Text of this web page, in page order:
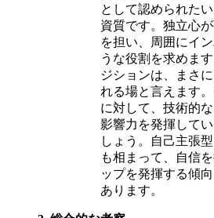
として認められた
資質です。独立心
を担い、周囲にイ
うな役割を求めま
ジションは、まさ
れる場と言えます
に対して、技術的
影響力を発揮して
しょう。自己主張
も相まって、自信
ップを発揮する傾
あります。